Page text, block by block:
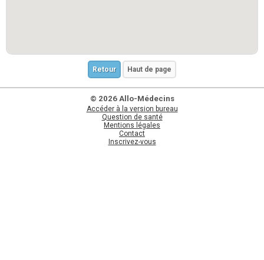
Retour Haut de page
© 2026 Allo-Médecins
Accéder à la version bureau
Question de santé
Mentions légales
Contact
Inscrivez-vous